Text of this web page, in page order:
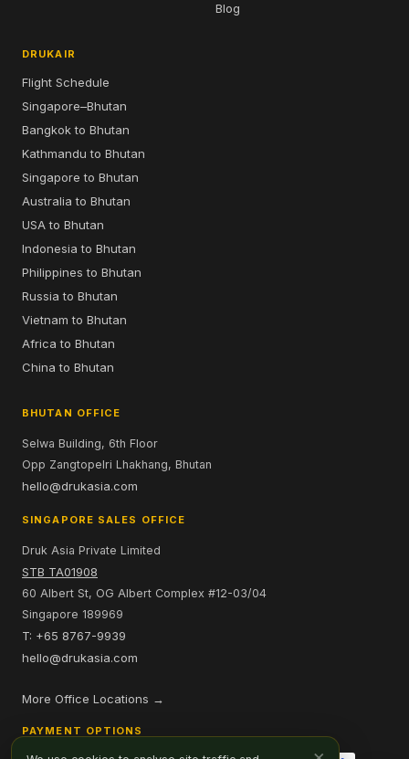
Blog
DRUKAIR
Flight Schedule
Singapore–Bhutan
Bangkok to Bhutan
Kathmandu to Bhutan
Singapore to Bhutan
Australia to Bhutan
USA to Bhutan
Indonesia to Bhutan
Philippines to Bhutan
Russia to Bhutan
Vietnam to Bhutan
Africa to Bhutan
China to Bhutan
BHUTAN OFFICE
Selwa Building, 6th Floor
Opp Zangtopelri Lhakhang, Bhutan
hello@drukasia.com
SINGAPORE SALES OFFICE
Druk Asia Private Limited
STB TA01908
60 Albert St, OG Albert Complex #12-03/04
Singapore 189969
T: +65 8767-9939
hello@drukasia.com
More Office Locations →
PAYMENT OPTIONS